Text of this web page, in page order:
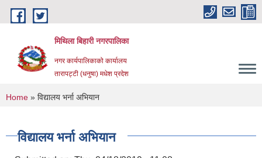
Skip to main content
मिथिला बिहारी नगरपालिका
नगर कार्यपालिकाको कार्यालय
तारापट्टी (धनुषा) मधेश प्रदेश
You are here
Home » विद्यालय भर्ना अभियान
विद्यालय भर्ना अभियान